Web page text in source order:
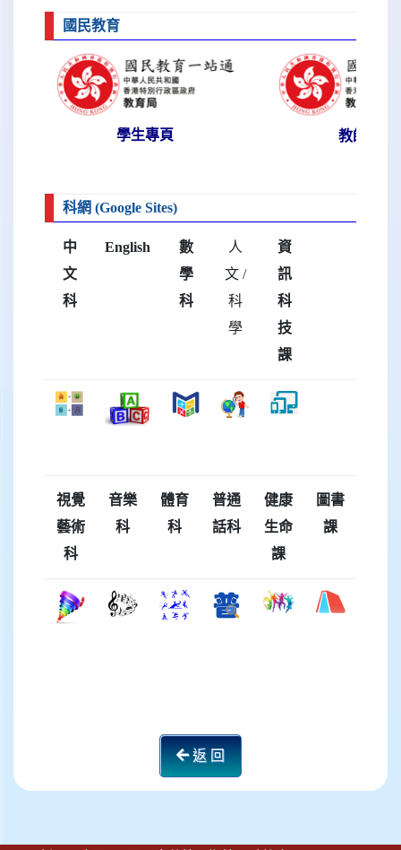
國民教育
學生專頁 教師專頁
科網 (Google Sites)
中
文
科
English
數
學
科
人
文 /
科
學
資
訊
科
技
課
視覺
藝術
科
音樂
科
體育
科
普通
話科
健康
生命
課
圖書
課
返 回